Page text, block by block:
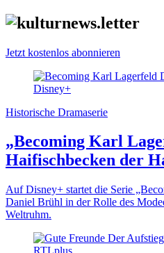
Jetzt kostenlos abonnieren
Historische Dramaserie
„Becoming Karl
Haifischbecken der
Auf Disney+ startet die Serie
Daniel Brühl in der Rolle des
Weltruhm.